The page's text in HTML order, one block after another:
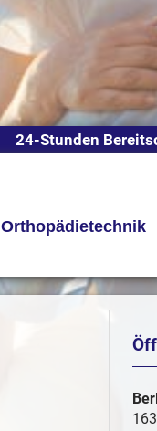
24-Stunden
Orthopädietechnik